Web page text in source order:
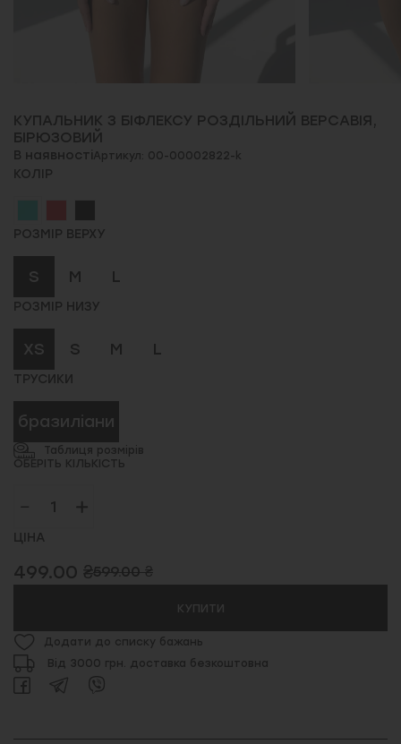
КУПАЛЬНИК З БІФЛЕКСУ РОЗДІЛЬНИЙ ВЕРСАВІЯ,
БІРЮЗОВИЙ
В наявностіАртикул: 00-00002822-k
КОЛІР
РОЗМІР ВЕРХУ
S M L
РОЗМІР НИЗУ
XS S M L
ТРУСИКИ
бразиліани
Таблиця розмірів
ОБЕРІТЬ КІЛЬКІСТЬ
ЦІНА
499.00 ₴599.00 ₴
КУПИТИ
Додати до списку бажань
Від 3000 грн. доставка безкоштовна